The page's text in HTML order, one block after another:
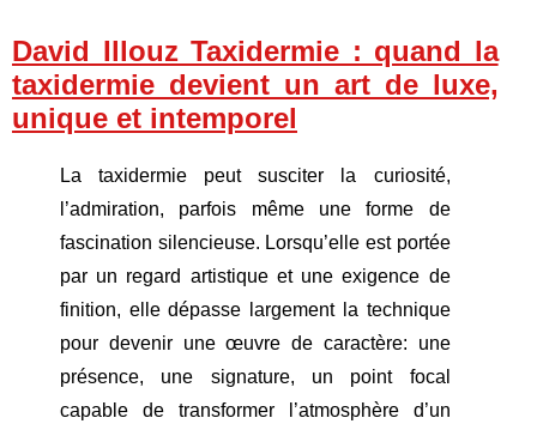
David Illouz Taxidermie : quand la
taxidermie devient un art de luxe,
unique et intemporel
La taxidermie peut susciter la curiosité,
l’admiration, parfois même une forme de
fascination silencieuse. Lorsqu’elle est portée
par un regard artistique et une exigence de
finition, elle dépasse largement la technique
pour devenir une œuvre de caractère: une
présence, une signature, un point focal
capable de transformer l’atmosphère d’un